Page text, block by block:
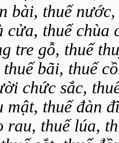
bài, thuế
cửa, thuế chùa
tre gỗ, thuế
thuế bãi, thuế
chức sắc,
mật, thuế đàn
rau, thuế lúa,